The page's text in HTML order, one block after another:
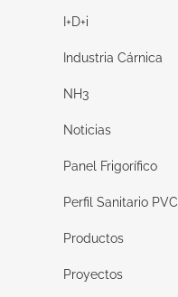
I+D+i
Industria Cárnica
NH3
Noticias
Panel Frigorífico
Perfil Sanitario PVC
Productos
Proyectos